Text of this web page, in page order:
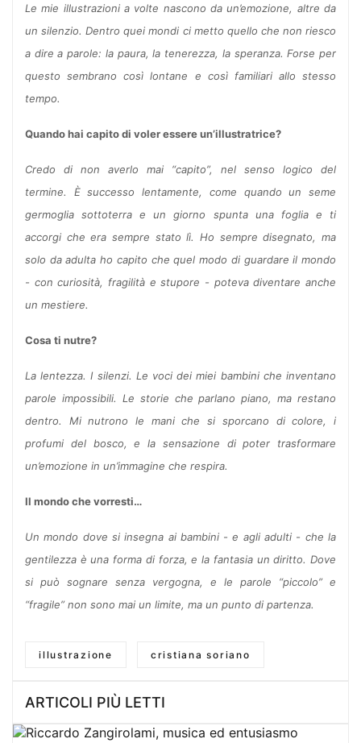
Le mie illustrazioni a volte nascono da un’emozione, altre da
un silenzio. Dentro quei mondi ci metto quello che non riesco
a dire a parole: la paura, la tenerezza, la speranza. Forse per
questo sembrano così lontane e così familiari allo stesso
tempo.
Quando hai capito di voler essere un’illustratrice?
Credo di non averlo mai “capito”, nel senso logico del
termine. È successo lentamente, come quando un seme
germoglia sottoterra e un giorno spunta una foglia e ti
accorgi che era sempre stato lì. Ho sempre disegnato, ma
solo da adulta ho capito che quel modo di guardare il mondo
- con curiosità, fragilità e stupore - poteva diventare anche
un mestiere.
Cosa ti nutre?
La lentezza. I silenzi. Le voci dei miei bambini che inventano
parole impossibili. Le storie che parlano piano, ma restano
dentro. Mi nutrono le mani che si sporcano di colore, i
profumi del bosco, e la sensazione di poter trasformare
un’emozione in un’immagine che respira.
Il mondo che vorresti…
Un mondo dove si insegna ai bambini - e agli adulti - che la
gentilezza è una forma di forza, e la fantasia un diritto. Dove
si può sognare senza vergogna, e le parole “piccolo” e
“fragile” non sono mai un limite, ma un punto di partenza.
illustrazione cristiana soriano
ARTICOLI PIÙ LETTI